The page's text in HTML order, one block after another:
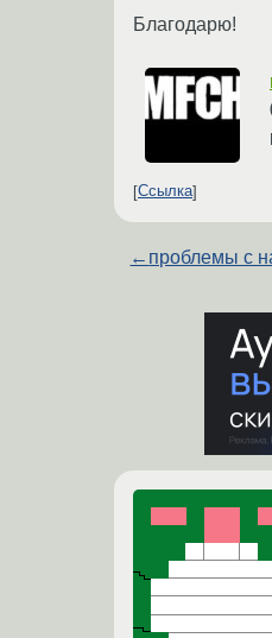
Благодарю!
Ссылка
← проблемы с